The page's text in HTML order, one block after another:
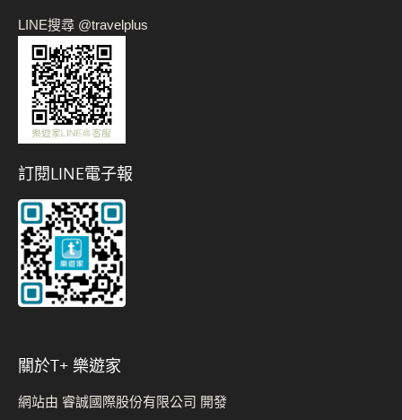
LINE搜尋 @travelplus
訂閱LINE電子報
關於t+ 樂遊家
網站由 睿誠國際股份有限公司 開發